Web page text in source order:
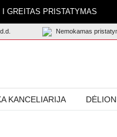
GREITAS PRISTATYMAS
Nemokamas
KANCELIARIJA